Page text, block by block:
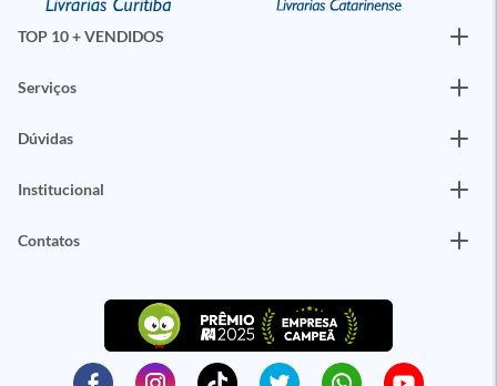
TOP 10 + VENDIDOS
Serviços
Dúvidas
Institucional
Contatos